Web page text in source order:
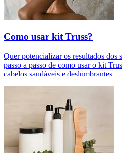
Como usar kit Truss?
Quer potencializar os resultados dos
passo a passo de como usar o kit
cabelos saudáveis e deslumbrantes.